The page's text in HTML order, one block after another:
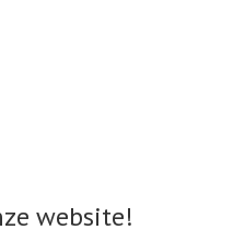
website!